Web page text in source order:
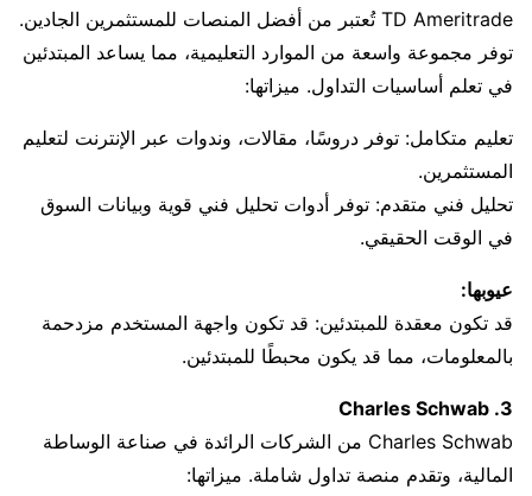
TD Ameritrade تُعتبر من أفضل المنصات للمستثمرين الجادين.
توفر مجموعة واسعة من الموارد التعليمية، مما يساعد المبتدئين
في تعلم أساسيات التداول. ميزاتها:
تعليم متكامل: توفر دروسًا، مقالات، وندوات عبر الإنترنت لتعليم
المستثمرين.
تحليل فني متقدم: توفر أدوات تحليل فني قوية وبيانات السوق
في الوقت الحقيقي.
عيوبها:
قد تكون معقدة للمبتدئين: قد تكون واجهة المستخدم مزدحمة
بالمعلومات، مما قد يكون محبطًا للمبتدئين.
3. Charles Schwab
Charles Schwab من الشركات الرائدة في صناعة الوساطة
المالية، وتقدم منصة تداول شاملة. ميزاتها: